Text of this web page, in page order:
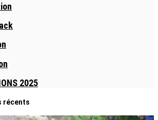
2025
récents